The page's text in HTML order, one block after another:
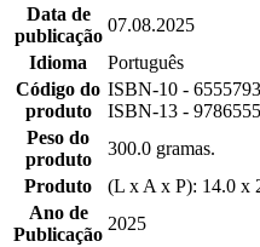
Data de
publicação
07.08.2025
Idioma
Português
Código do
produto
ISBN-10 -
ISBN-13 -
Peso do
produto
300.0 gramas.
Produto
(L x A x P): 14.0 x
Ano de
Publicação
2025